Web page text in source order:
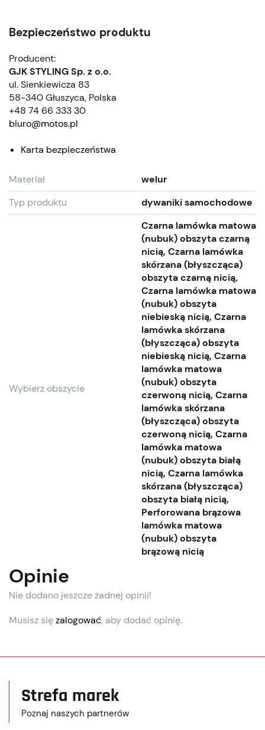
Bezpieczeństwo produktu
Producent:
GJK STYLING Sp. z o.o.
ul. Sienkiewicza 83
58-340 Głuszyca, Polska
+48 74 66 333 30
biuro@motos.pl
Karta bezpieczeństwa
Materiał
welur
Typ produktu
dywaniki samochodowe
Wybierz obszycie
Czarna lamówka matowa
(nubuk) obszyta czarną
nicią, Czarna lamówka
skórzana (błyszcząca)
obszyta czarną nicią,
Czarna lamówka matowa
(nubuk) obszyta
niebieską nicią, Czarna
lamówka skórzana
(błyszcząca) obszyta
niebieską nicią, Czarna
lamówka matowa
(nubuk) obszyta
czerwoną nicią, Czarna
lamówka skórzana
(błyszcząca) obszyta
czerwoną nicią, Czarna
lamówka matowa
(nubuk) obszyta białą
nicią, Czarna lamówka
skórzana (błyszcząca)
obszyta białą nicią,
Perforowana brązowa
lamówka matowa
(nubuk) obszyta
brązową nicią
Opinie
Nie dodano jeszcze żadnej opinii!
Musisz sięzalogować, aby dodać opinię.
Strefa marek
Poznaj naszych partnerów